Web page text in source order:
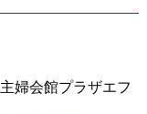
婦会館プラザエフ